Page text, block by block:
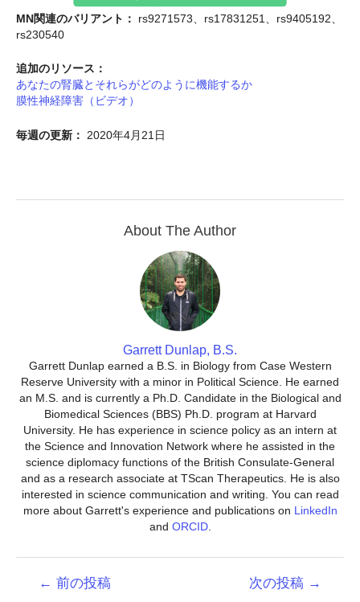
MN関連のバリアント：
rs9271573、rs17831251、rs9405192、
rs230540
追加のリソース：
あなたの腎臓とそれらがどのように機能するか
膜性神経障害（ビデオ）
毎週の更新： 2020年4月21日
About The Author
Garrett Dunlap, B.S.
Garrett Dunlap earned a B.S. in Biology from Case Western
Reserve University with a minor in Political Science. He earned
an M.S. and is currently a Ph.D. Candidate in the Biological and
Biomedical Sciences (BBS) Ph.D. program at Harvard
University. He has experience in science policy as an intern at
the Science and Innovation Network where he assisted in the
science diplomacy functions of the British Consulate-General
and as a research associate at TScan Therapeutics. He is also
interested in science communication and writing. You can read
more about Garrett's experience and publications on LinkedIn
and ORCID.
← 前の投稿 次の投稿 →